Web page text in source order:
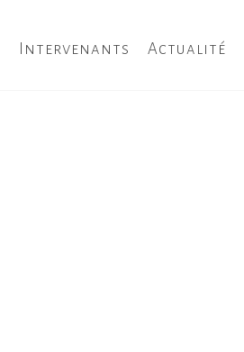
Intervenants Actualité